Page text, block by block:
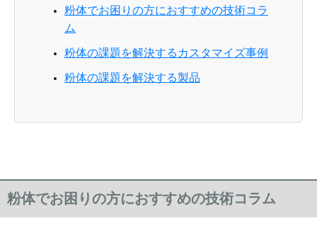
粉体でお困りの方におすすめの技術コラ
ム
粉体の課題を解決するカスタマイズ事例
粉体の課題を解決する製品
粉体でお困りの方におすすめの技術コラム